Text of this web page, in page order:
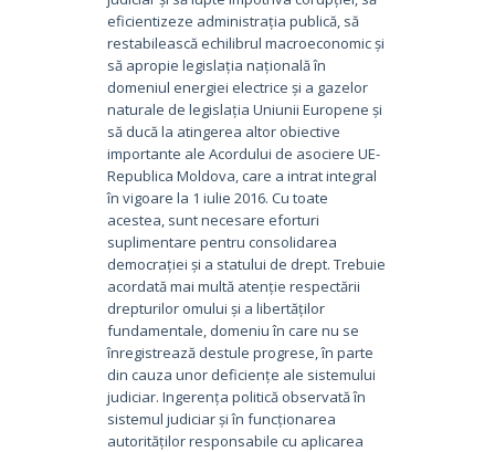
eficientizeze administrația publică, să
restabilească echilibrul macroeconomic și
să apropie legislația națională în
domeniul energiei electrice și a gazelor
naturale de legislația Uniunii Europene și
să ducă la atingerea altor obiective
importante ale Acordului de asociere UE-
Republica Moldova, care a intrat integral
în vigoare la 1 iulie 2016. Cu toate
acestea, sunt necesare eforturi
suplimentare pentru consolidarea
democrației și a statului de drept. Trebuie
acordată mai multă atenție respectării
drepturilor omului și a libertăților
fundamentale, domeniu în care nu se
înregistrează destule progrese, în parte
din cauza unor deficiențe ale sistemului
judiciar. Ingerența politică observată în
sistemul judiciar și în funcționarea
autorităților responsabile cu aplicarea